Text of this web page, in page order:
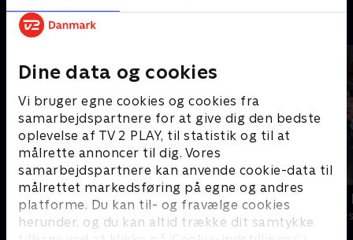
Dine data og cookies
Vi bruger egne cookies og cookies fra
samarbejdspartnere for at give dig den bedste
oplevelse af TV 2 PLAY, til statistik og til at
målrette annoncer til dig. Vores
samarbejdspartnere kan anvende cookie-data til
målrettet markedsføring på egne og andres
platforme. Du kan til- og fravælge cookies
herunder, og du kan altid trække dit samtykke
Andre så også
Robssons (dansk tale)
Komedie • 1 sæsoner
LasseMajas
Komedie • 1